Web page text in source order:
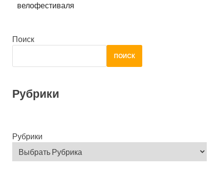
велофестиваля
Поиск
ПОИСК
Рубрики
Рубрики